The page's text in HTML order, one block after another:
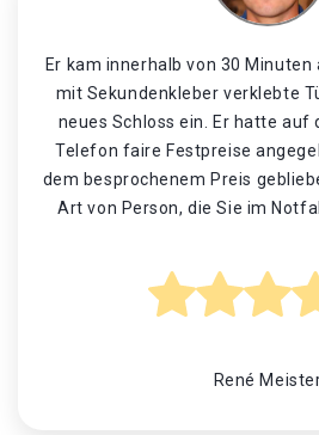
Er kam innerhalb von 30
mit Sekundenkleber verklebte
neues Schloss ein. Er hatte auf
Telefon faire Festpreise
dem besprochenem Preis
Art von Person, die Sie im
René